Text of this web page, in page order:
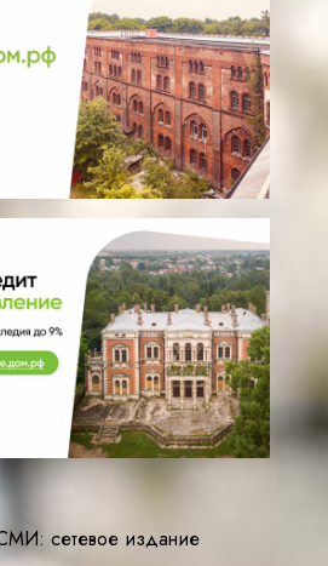
cетевое издание